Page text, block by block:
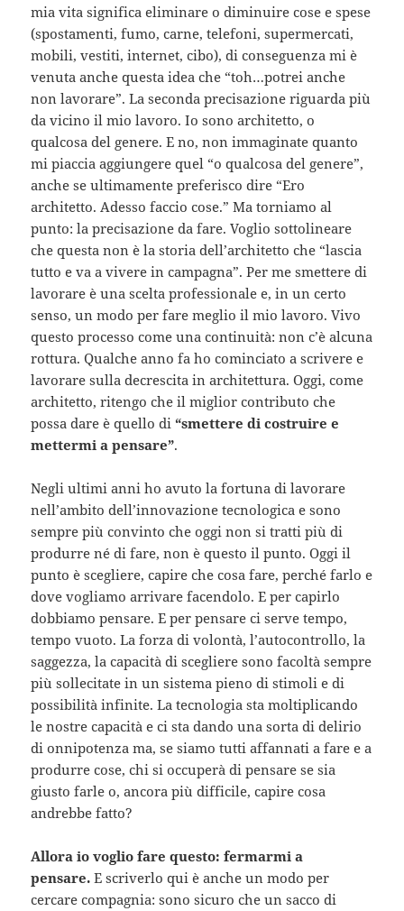
mia vita significa eliminare o diminuire cose e spese
(spostamenti, fumo, carne, telefoni, supermercati,
mobili, vestiti, internet, cibo), di conseguenza mi è
venuta anche questa idea che “toh…potrei anche
non lavorare”. La seconda precisazione riguarda più
da vicino il mio lavoro. Io sono architetto, o
qualcosa del genere. E no, non immaginate quanto
mi piaccia aggiungere quel “o qualcosa del genere”,
anche se ultimamente preferisco dire “Ero
architetto. Adesso faccio cose.” Ma torniamo al
punto: la precisazione da fare. Voglio sottolineare
che questa non è la storia dell’architetto che “lascia
tutto e va a vivere in campagna”. Per me smettere di
lavorare è una scelta professionale e, in un certo
senso, un modo per fare meglio il mio lavoro. Vivo
questo processo come una continuità: non c’è alcuna
rottura. Qualche anno fa ho cominciato a scrivere e
lavorare sulla decrescita in architettura. Oggi, come
architetto, ritengo che il miglior contributo che
possa dare è quello di“smettere di costruire e
mettermi a pensare”.
Negli ultimi anni ho avuto la fortuna di lavorare
nell’ambito dell’innovazione tecnologica e sono
sempre più convinto che oggi non si tratti più di
produrre né di fare, non è questo il punto. Oggi il
punto è scegliere, capire che cosa fare, perché farlo e
dove vogliamo arrivare facendolo. E per capirlo
dobbiamo pensare. E per pensare ci serve tempo,
tempo vuoto. La forza di volontà, l’autocontrollo, la
saggezza, la capacità di scegliere sono facoltà sempre
più sollecitate in un sistema pieno di stimoli e di
possibilità infinite. La tecnologia sta moltiplicando
le nostre capacità e ci sta dando una sorta di delirio
di onnipotenza ma, se siamo tutti affannati a fare e a
produrre cose, chi si occuperà di pensare se sia
giusto farle o, ancora più difficile, capire cosa
andrebbe fatto?
Allora io voglio fare questo: fermarmi a
pensare.E scriverlo qui è anche un modo per
cercare compagnia: sono sicuro che un sacco di